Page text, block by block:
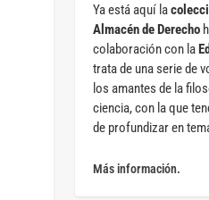
Ya está aquí la
Almacén de Derecho
colaboración con la
trata de una serie de
los amantes de la
ciencia, con la que
de profundizar en
Más información.